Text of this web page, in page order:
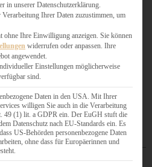
REISETIPPS
in unserer Datenschutzerklärung.
Ihrer Daten zuzustimmen, um
ohne Ihre Einwilligung anzeigen. Sie können
widerrufen oder anpassen. Ihre
angewendet.
Einstellungen möglicherweise
sind.
Daten in den USA. Mit Ihrer
willigen Sie auch in die Verarbeitung
49 (1) lit. a GDPR ein. Der EuGH stuft die
Datenschutz nach EU-Standards ein. Es
US-Behörden personenbezogene Daten
ohne dass für Europäerinnen und